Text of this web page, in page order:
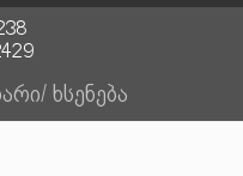
ხსენება